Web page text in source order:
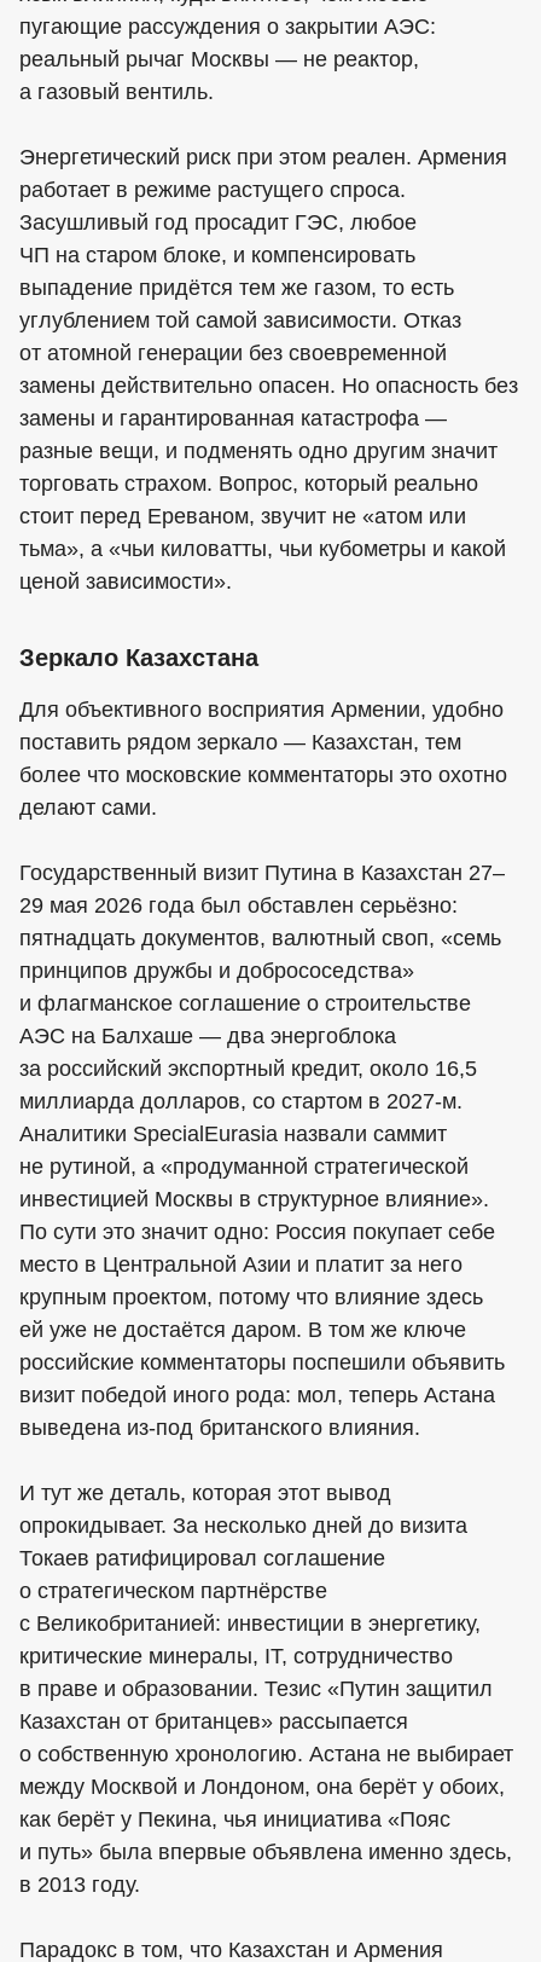
пугающие рассуждения о закрытии АЭС:
реальный рычаг Москвы — не реактор,
а газовый вентиль.
Энергетический риск при этом реален. Армения
работает в режиме растущего спроса.
Засушливый год просадит ГЭС, любое
ЧП на старом блоке, и компенсировать
выпадение придётся тем же газом, то есть
углублением той самой зависимости. Отказ
от атомной генерации без своевременной
замены действительно опасен. Но опасность без
замены и гарантированная катастрофа —
разные вещи, и подменять одно другим значит
торговать страхом. Вопрос, который реально
стоит перед Ереваном, звучит не «атом или
тьма», а «чьи киловатты, чьи кубометры и какой
ценой зависимости».
Зеркало Казахстана
Для объективного восприятия Армении, удобно
поставить рядом зеркало — Казахстан, тем
более что московские комментаторы это охотно
делают сами.
Государственный визит Путина в Казахстан 27–
29 мая 2026 года был обставлен серьёзно:
пятнадцать документов, валютный своп, «семь
принципов дружбы и добрососедства»
и флагманское соглашение о строительстве
АЭС на Балхаше — два энергоблока
за российский экспортный кредит, около 16,5
миллиарда долларов, со стартом в 2027-м.
Аналитики SpecialEurasia назвали саммит
не рутиной, а «продуманной стратегической
инвестицией Москвы в структурное влияние».
По сути это значит одно: Россия покупает себе
место в Центральной Азии и платит за него
крупным проектом, потому что влияние здесь
ей уже не достаётся даром. В том же ключе
российские комментаторы поспешили объявить
визит победой иного рода: мол, теперь Астана
выведена из-под британского влияния.
И тут же деталь, которая этот вывод
опрокидывает. За несколько дней до визита
Токаев ратифицировал соглашение
о стратегическом партнёрстве
с Великобританией: инвестиции в энергетику,
критические минералы, IT, сотрудничество
в праве и образовании. Тезис «Путин защитил
Казахстан от британцев» рассыпается
о собственную хронологию. Астана не выбирает
между Москвой и Лондоном, она берёт у обоих,
как берёт у Пекина, чья инициатива «Пояс
и путь» была впервые объявлена именно здесь,
в 2013 году.
Парадокс в том, что Казахстан и Армения